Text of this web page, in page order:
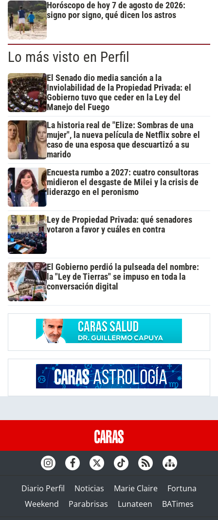
Horóscopo de hoy 7 de agosto de 2026:
signo por signo, qué dicen los astros
Lo más visto en Perfil
El Senado dio media sanción a la
Inviolabilidad de la Propiedad Privada: el
Gobierno tuvo que ceder en la Ley del
Manejo del Fuego
La historia real de "Elize: Sombras de una
mujer", la nueva película de Netflix sobre el
caso de una esposa que descuartizó a su
marido
Encuesta rumbo a 2027: cuatro consultoras
midieron el desgaste de Milei y la crisis de
liderazgo en el peronismo
Ley de Propiedad Privada: qué senadores
votaron a favor y cuáles en contra
El Gobierno perdió la pulseada del nombre:
la "Ley de Tierras" se impuso en toda la
conversación digital
Diario Perfil Noticias Marie Claire
Fortuna
Weekend
Parabrisas Lunateen BATimes